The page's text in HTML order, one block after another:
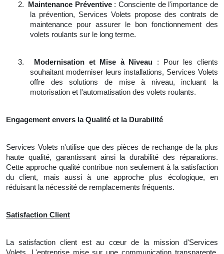
2. Maintenance Préventive: Consciente de l'importance de
la prévention, Services Volets propose des contrats de
maintenance pour assurer le bon fonctionnement des
volets roulants sur le long terme.
3. Modernisation et Mise à Niveau : Pour les clients
souhaitant moderniser leurs installations, Services Volets
offre des solutions de mise à niveau, incluant la
motorisation et l'automatisation des volets roulants.
Engagement envers la Qualité et la Durabilité
Services Volets n'utilise que des pièces de rechange de la plus
haute qualité, garantissant ainsi la durabilité des réparations.
Cette approche qualité contribue non seulement à la satisfaction
du client, mais aussi à une approche plus écologique, en
réduisant la nécessité de remplacements fréquents.
Satisfaction Client
La satisfaction client est au cœur de la mission d'Services
Volets. L'entreprise mise sur une communication transparente,